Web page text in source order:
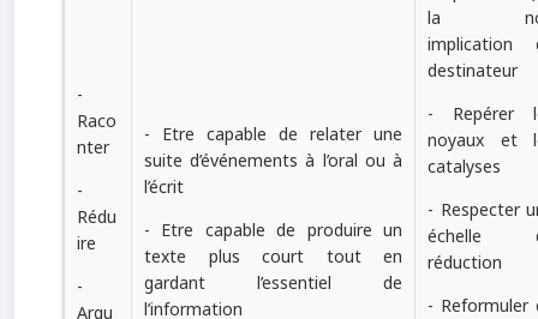
-
Raco
nter
-
Rédu
ire
-
- Etre capable de relater une
suite d’événements à l’oral ou à
l’écrit
- Etre capable de produire un
texte plus court tout en
gardant l’essentiel de
l’information
la
implication
destinateur
- Repérer
noyaux et
catalyses
- Respecter
échelle
réduction
- Reformuler